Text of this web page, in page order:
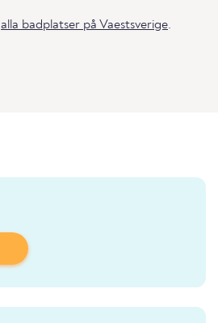
alla badplatser på Vaestsverige.